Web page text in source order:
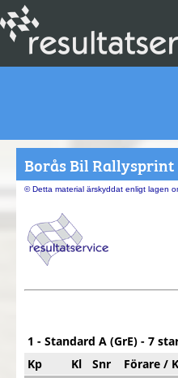
Borås Bil Rallysprint
© Detta material ärskyddat enligt lagen
1 - Standard A (GrE) - 7
Kp
Kl Snr Förare /